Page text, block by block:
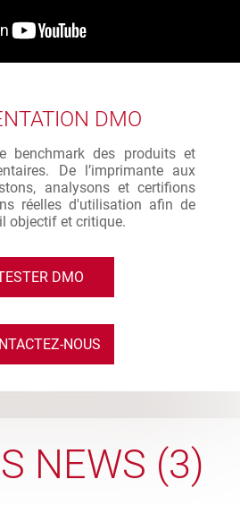
DMO
benchmark des produits et
De l’imprimante aux
analysons et certifions
réelles d'utilisation afin de
objectif et critique.
DMO
NOUS
NEWS (3)